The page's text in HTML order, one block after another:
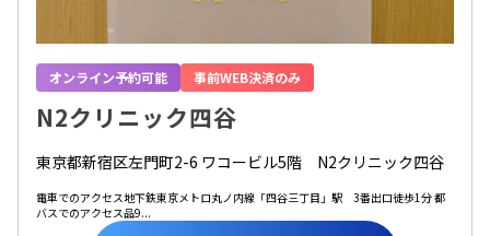
オンライン予約可能 事前WEB決済のみ
N2クリニック四谷
東京都新宿区左門町2-6 ワコービル5階 N2クリニック四谷
電車でのアクセス地下鉄東京メトロ丸ノ内線「四谷三丁目」駅 3番出口徒歩1分 都
バスでのアクセス品9...